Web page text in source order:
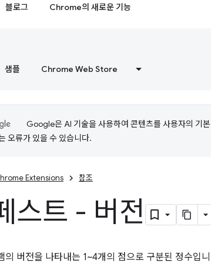
블로그 Chrome의 새로운 기능
샘플 Chrome Web Store
Google은 AI 기술을 사용하여 콘텐츠를 사용자의 기
오류가 있을 수 있습니다.
Extensions 참조
스트 - 버전
의 버전을 나타내는 1~4개의 점으로 구분된 정수입